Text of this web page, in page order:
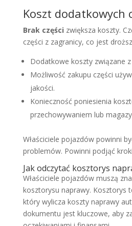
Koszt dodatkowych
Brak części zwiększa koszty.
części z zagranicy, co jest
Dodatkowe koszty związane
Możliwość zakupu części
jakości.
Konieczność poniesienia
przechowywaniem lub
Właściciele pojazdów powinni
problemów. Powinni podjąć
Jak odczytać kosztorys
Właściciele pojazdów muszą
kosztorysu naprawy. Kosztorys
który wylicza koszty naprawy
dokumentu jest kluczowe, aby